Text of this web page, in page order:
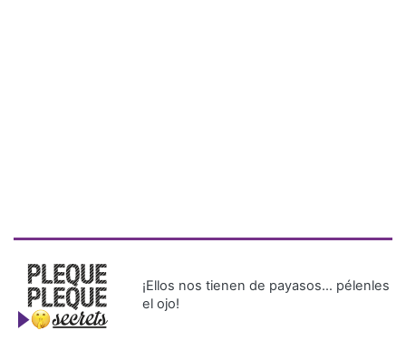
¡Ellos nos tienen de payasos… pélenles
el ojo!